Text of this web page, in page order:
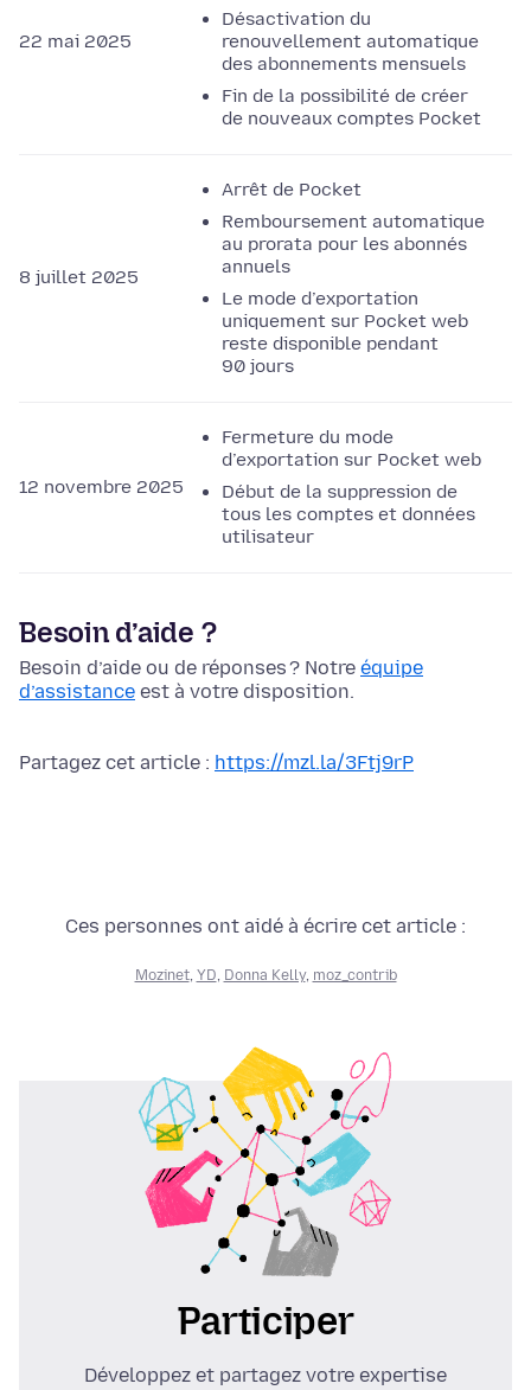
22 mai 2025
Désactivation du
renouvellement automatique
des abonnements mensuels
Fin de la possibilité de créer
de nouveaux comptes Pocket
8 juillet 2025
Arrêt de Pocket
Remboursement automatique
au prorata pour les abonnés
annuels
Le mode d’exportation
uniquement sur Pocket web
reste disponible pendant
90 jours
12 novembre 2025
Fermeture du mode
d’exportation sur Pocket web
Début de la suppression de
tous les comptes et données
utilisateur
Besoin d’aide ?
Besoin d’aide ou de réponses ? Notre équipe
d’assistance est à votre disposition.
Partagez cet article : https://mzl.la/3Ftj9rP
Ces personnes ont aidé à écrire cet article :
Mozinet, YD, Donna Kelly, moz_contrib
Participer
Développez et partagez votre expertise